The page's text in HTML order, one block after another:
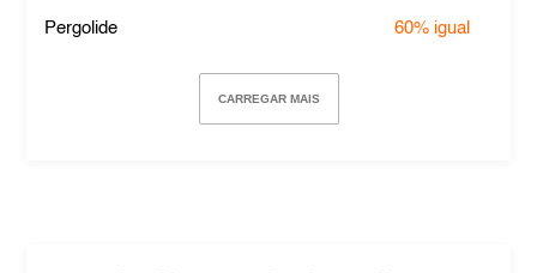
Pergolide 60% igual
CARREGAR MAIS